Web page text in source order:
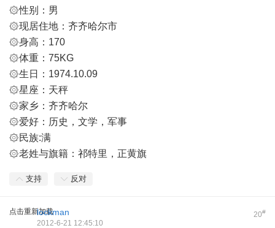
۞性别：男
۞现居住地：齐齐哈尔市
۞身高：170
۞体重：75KG
۞生日：1974.10.09
۞星座：天秤
۞家乡：齐齐哈尔
۞爱好：历史，文学，军事
۞民族:满
۞老姓与旗籍：祁特里，正黄旗
支持 反对
点击重新加载 20#
lockman
2012-6-21 12:45:10